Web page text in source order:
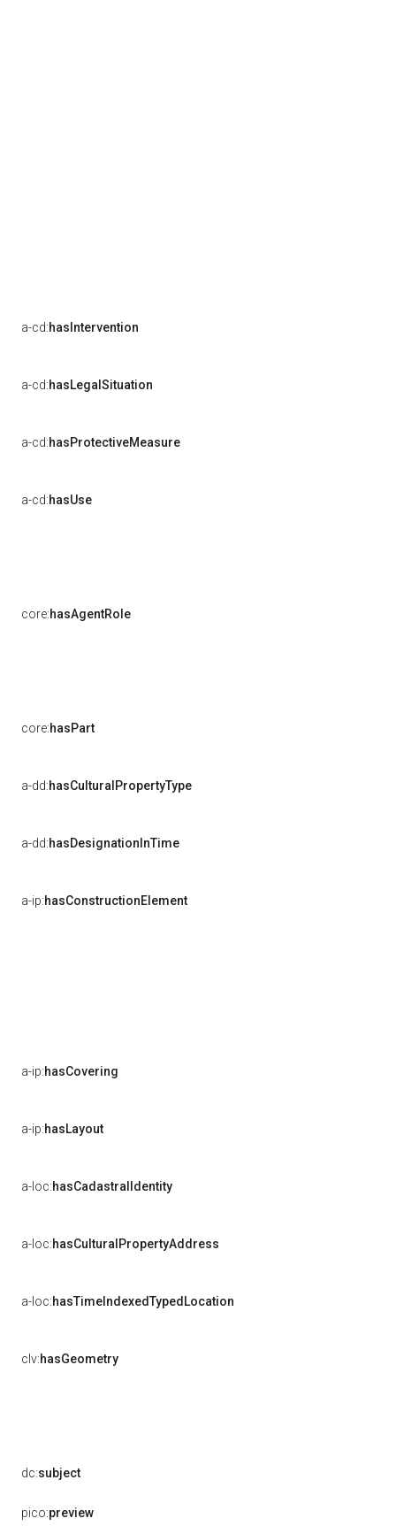
a-cd:hasIntervention
a-cd:hasLegalSituation
a-cd:hasProtectiveMeasure
a-cd:hasUse
core:hasAgentRole
core:hasPart
a-dd:hasCulturalPropertyType
a-dd:hasDesignationInTime
a-ip:hasConstructionElement
a-ip:hasCovering
a-ip:hasLayout
a-loc:hasCadastralIdentity
a-loc:hasCulturalPropertyAddress
a-loc:hasTimeIndexedTypedLocation
clv:hasGeometry
dc:subject
pico:preview